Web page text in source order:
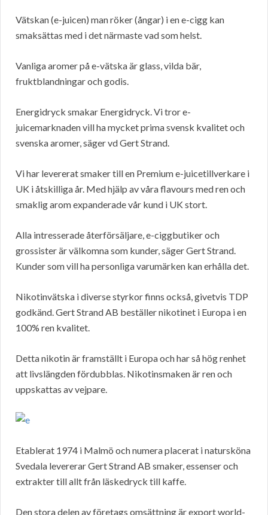
Vätskan (e-juicen) man röker (ångar) i en e-cigg kan
smaksättas med i det närmaste vad som helst.
Vanliga aromer på e-vätska är glass, vilda bär,
fruktblandningar och godis.
Energidryck smakar Energidryck. Vi tror e-
juicemarknaden vill ha mycket prima svensk kvalitet och
svenska aromer, säger vd Gert Strand.
Vi har levererat smaker till en Premium e-juicetillverkare i
UK i åtskilliga år. Med hjälp av våra flavours med ren och
smaklig arom expanderade vår kund i UK stort.
Alla intresserade återförsäljare, e-ciggbutiker och
grossister är välkomna som kunder, säger Gert Strand.
Kunder som vill ha personliga varumärken kan erhålla det.
Nikotinvätska i diverse styrkor finns också, givetvis TDP
godkänd. Gert Strand AB beställer nikotinet i Europa i en
100% ren kvalitet.
Detta nikotin är framställt i Europa och har så hög renhet
att livslängden fördubblas. Nikotinsmaken är ren och
uppskattas av vejpare.
Etablerat 1974 i Malmö och numera placerat i natursköna
Svedala levererar Gert Strand AB smaker, essenser och
extrakter till allt från läskedryck till kaffe.
Den stora delen av företags omsättning är export world-